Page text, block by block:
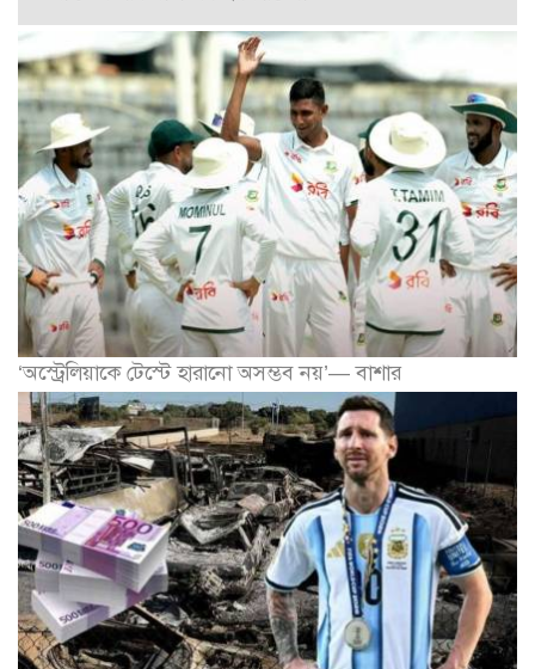
‘অস্ট্রেলিয়াকে টেস্টে হারানো অসম্ভব নয়’— বাশার